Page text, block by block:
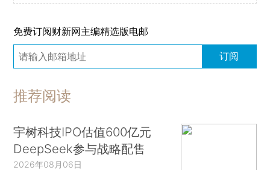
免费订阅财新网主编精选版电邮
订阅
推荐阅读
宇树科技IPO估值600亿元
DeepSeek参与战略配售
2026年08月06日